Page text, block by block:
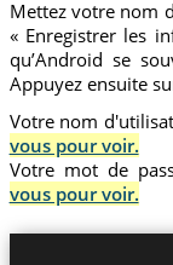
Mettez votre nom
« Enregistrer les
qu’Android se
Appuyez ensuite
Votre nom
vous pour voir.
Votre mot de
vous pour voir.